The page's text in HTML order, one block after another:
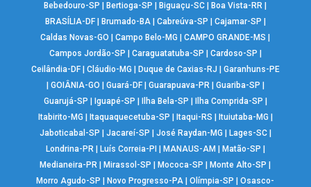
Bebedouro-SP
Bertioga-SP Biguaçu-SC Boa Vista-RR
BRASÍLIA-DF| Brumado-BA| Cabreúva-SP Cajamar-SP
Caldas Novas-GO
|Campo Belo-MG |CAMPO GRANDE-MS
Campos Jordão-SP
Caraguatatuba-SP Cardoso-SP
Ceilândia-DF| Cláudio-MG Duque de Caxias-RJ
Garanhuns-PE
GOIÂNIA-GO Guará-DF| Guarapuava-PR| Guariba-SP
Guarujá-SP
Iguapé-SP Ilha Bela-SP Ilha Comprida-SP
Itabirito-MG
Itaquaquecetuba-SP Itaqui-RS Ituiutaba-MG
Jaboticabal-SP
Jacareí-SP José Raydan-MG Lages-SC|
Londrina-PR| Luís Correia-PI MANAUS-AM Matão-SP
Medianeira-PR
Mirassol-SP Mococa-SP Monte Alto-SP
Morro Agudo-SP
Novo Progresso-PA |Olímpia-SP |Osasco-